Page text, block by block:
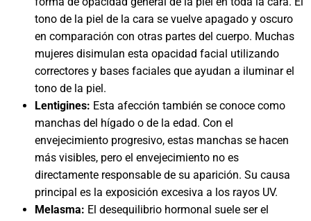
tono de la piel de la cara se vuelve apagado y oscuro
en comparación con otras partes del cuerpo. Muchas
mujeres disimulan esta opacidad facial utilizando
correctores y bases faciales que ayudan a iluminar el
tono de la piel.
Lentigines: Esta afección también se conoce como
manchas del hígado o de la edad. Con el
envejecimiento progresivo, estas manchas se hacen
más visibles, pero el envejecimiento no es
directamente responsable de su aparición. Su causa
principal es la exposición excesiva a los rayos UV.
Melasma: El desequilibrio hormonal suele ser el